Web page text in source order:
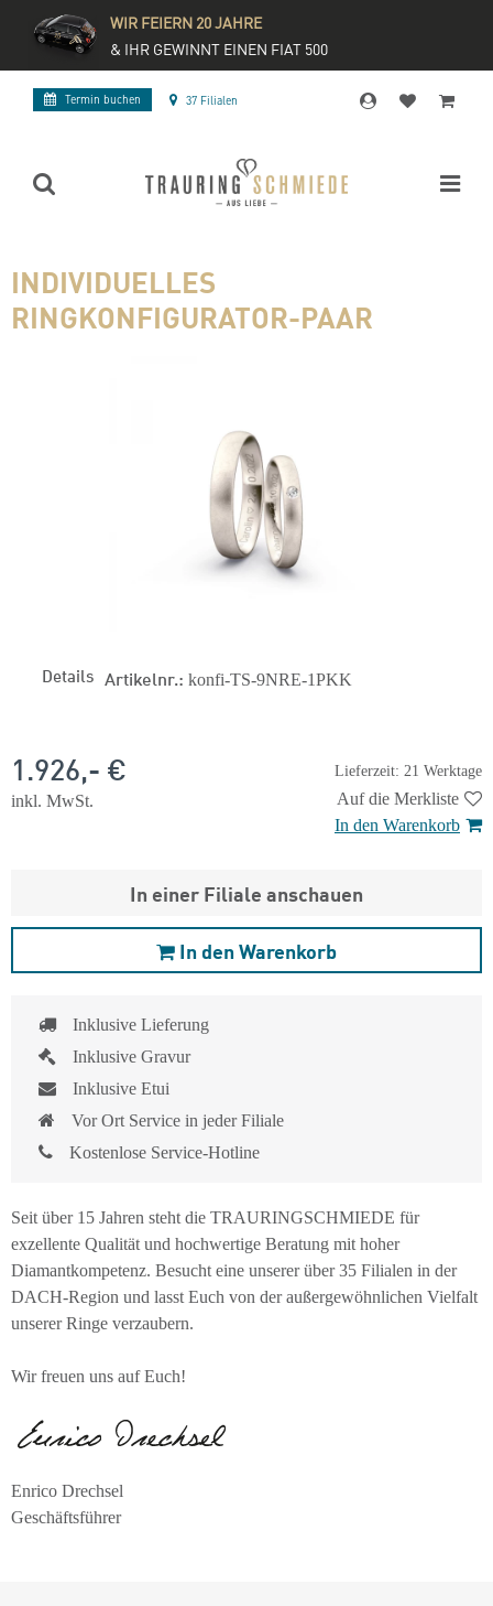
WIR FEIERN 20 JAHRE
& IHR GEWINNT EINEN FIAT 500
Termin buchen 37 Filialen
INDIVIDUELLES
RINGKONFIGURATOR-PAAR
Details Artikelnr.: konfi-TS-9NRE-1PKK
Lieferzeit: 21 Werktage
1.926,- €
inkl. MwSt.
Auf die Merkliste
In den Warenkorb
In einer Filiale anschauen
In den Warenkorb
Inklusive Lieferung
Inklusive Gravur
Inklusive Etui
Vor Ort Service in jeder Filiale
Kostenlose Service-Hotline
Seit über 15 Jahren steht die TRAURINGSCHMIEDE für
exzellente Qualität und hochwertige Beratung mit hoher
Diamantkompetenz. Besucht eine unserer über 35 Filialen in der
DACH-Region und lasst Euch von der außergewöhnlichen Vielfalt
unserer Ringe verzaubern.
Wir freuen uns auf Euch!
Enrico Drechsel
Geschäftsführer